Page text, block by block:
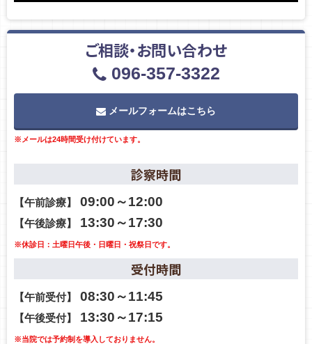
ご相談・お問い合わせ
096-357-3322
メールフォームはこちら
※メールは24時間受け付けています。
診察時間
【午前診療】 09:00～12:00
【午後診療】 13:30～17:30
※休診日：土曜日午後・日曜日・祝祭日です。
受付時間
【午前受付】 08:30～11:45
【午後受付】 13:30～17:15
※当院では予約制を導入しておりません。